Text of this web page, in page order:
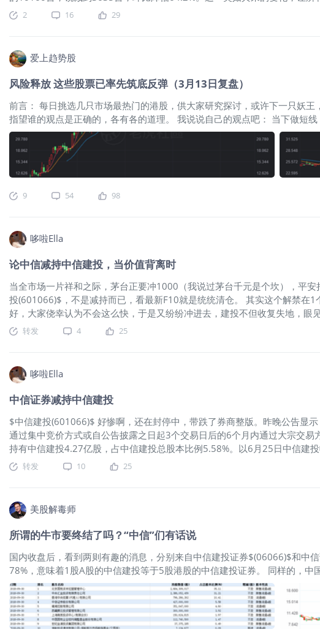
季度，几乎所有汽车的销量都遭遇腰斩，但Model 3的销量却扶摇直上，让
是个可以超越现实的存在，因此下意识地预估其4月销量肯定会继续增长
3去哪了？ 一个猜测是：Model 3被调去欧洲了——由于特斯拉美国工厂停工
满足欧洲市场需求，不得已从中国紧急调货到欧洲。但第一电动查阅海关出
有一个声音是：降价预期导致用户捂单，造成4月订单锐减。但三部委联合
万的时间，是4月23日——如果这引发了用户的降价预期的话，那也仅能影
什么？ 5月15日，一位接近特斯拉的消息人士表示，4月特斯拉中国只接
耗完毕，4月份的销量就是其真正的订单需求水平。 该消息人士告诉第一电
2 16 29
爱上趋势股
风险释放 这些股票已率先筑底反弹（3月13日复盘）
前言： 每日挑选几只市场最热门的港股，供大家研究探讨，或许下一只妖
指望谁的观点是正确的，各有各的道理。 我说说自己的观点吧： 当下做短
批低吸了。 所以，下一次，你心意的股票，出现下跌时，我觉得你可以先
明天就能介入的。 我是在经过复盘后，总结出一些当日有大量资金在运作
形态叫做“首阳突破”，之后连续大涨 不过更多的是，表现出抗跌韧性，当
宁(02331)$
等等，在这种极端行情，大多数都跌破
9 54 98
哆啦Ella
论中信减持中信建投，当价值背离时
当全市场一片祥和之际，茅台正要冲1000（我说过茅台千元是个坎），平
投(601066)$，不是减持而已，看最新F10就是统统清仓。 其实这个解禁在
好，大家侥幸认为不会这么快，于是又纷纷冲进去，建投不但收复失地，眼
菜！要知道这周要发生什么，明天科创开打新，后天G20，这么需要稳定的
但是，如果看看$中信建投(601066)$ 和$中信建投证券(06066)$ 的AH差价
呢？ 中信建投连续涨这么多天，港股部分巍然不动，可见答案很明显，当价
转发 4 25
哆啦Ella
中信证券减持中信建投
$中信建投(601066)$ 好惨啊，还在封停中，带跌了券商整版。昨晚公告显
通过集中竞价方式或自公告披露之日起3个交易日后的6个月内通过大宗交
持有中信建投4.27亿股，占中信建投总股本比例5.58%。以6月25日中信建
资金将达到113亿元。$天风证券(601162)$
转发 10 25
美股解毒师
所谓的牛市要终结了吗？“中信”们有话说
国内收盘后，看到两则有趣的消息，分别来自中信建投证券$(06066)$和
78%，意味着1股A股的中信建投等于5股港股的中信建投证券。 同样的，
天荒的“卖出”评级 但是中信建投并不这么认为，自己涨得疯还不够，还在积
证券5%的股份，而后者的主要股东是北京国资委和汇金。也就是说中信建
卖出评级呢？ （狗头脸） #何以解忧唯有暴富#